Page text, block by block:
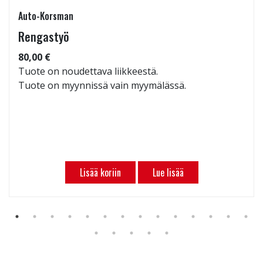
Auto-Korsman
Rengastyö
80,00 €
Tuote on noudettava liikkeestä.
Tuote on myynnissä vain myymälässä.
Lisää koriin Lue lisää